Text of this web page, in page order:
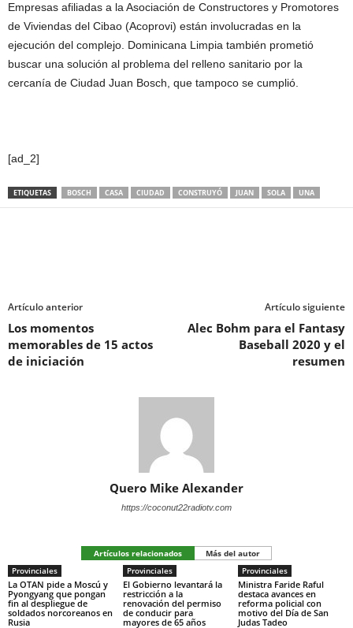
Empresas afiliadas a la Asociación de Constructores y Promotores
de Viviendas del Cibao (Acoprovi) están involucradas en la
ejecución del complejo. Dominicana Limpia también prometió
buscar una solución al problema del relleno sanitario por la
cercanía de Ciudad Juan Bosch, que tampoco se cumplió.
[ad_2]
ETIQUETAS BOSCH CASA CIUDAD CONSTRUYÓ JUAN SOLA UNA
Artículo anterior
Los momentos
memorables de 15 actos
de iniciación
Artículo siguiente
Alec Bohm para el Fantasy
Baseball 2020 y el
resumen
Quero Mike Alexander
https://coconut22radiotv.com
Artículos relacionados
Más del autor
Provinciales
La OTAN pide a Moscú y
Pyongyang que pongan
fin al despliegue de
soldados norcoreanos en
Rusia
Provinciales
El Gobierno levantará la
restricción a la
renovación del permiso
de conducir para
mayores de 65 años
Provinciales
Ministra Faride Raful
destaca avances en
reforma policial con
motivo del Día de San
Judas Tadeo